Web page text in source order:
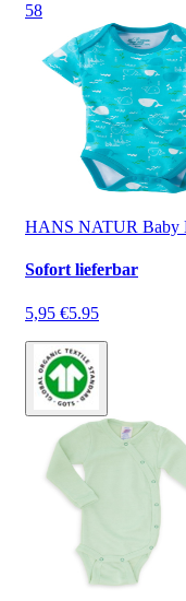
58
HANS NATUR Baby
Sofort lieferbar
5,95 €5.95